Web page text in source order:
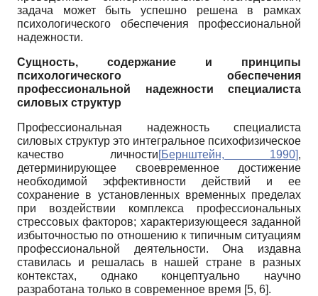
задача может быть успешно решена в рамках
психологического обеспечения профессиональной
надежности.
Сущность, содержание и принципы
психологического обеспечения
профессиональной надежности специалиста
силовых структур
Профессиональная надежность специалиста
силовых структур это интегральное психофизическое
качество личности[Бернштейн, 1990],
детерминирующее своевременное достижение
необходимой эффективности действий и ее
сохранение в установленных временных пределах
при воздействии комплекса профессиональных
стрессовых факторов; характеризующееся заданной
избыточностью по отношению к типичным ситуациям
профессиональной деятельности. Она издавна
ставилась и решалась в нашей стране в разных
контекстах, однако концептуально научно
разработана только в современное время [5, 6].